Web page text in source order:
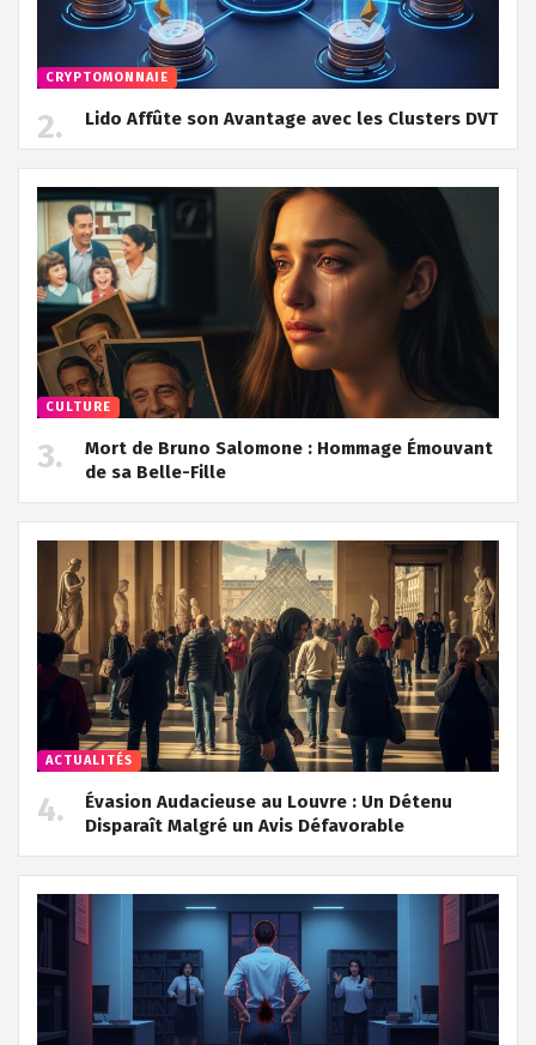
CRYPTOMONNAIE
Lido Affûte son Avantage avec les Clusters DVT
CULTURE
Mort de Bruno Salomone : Hommage Émouvant
de sa Belle-Fille
ACTUALITÉS
Évasion Audacieuse au Louvre : Un Détenu
Disparaît Malgré un Avis Défavorable